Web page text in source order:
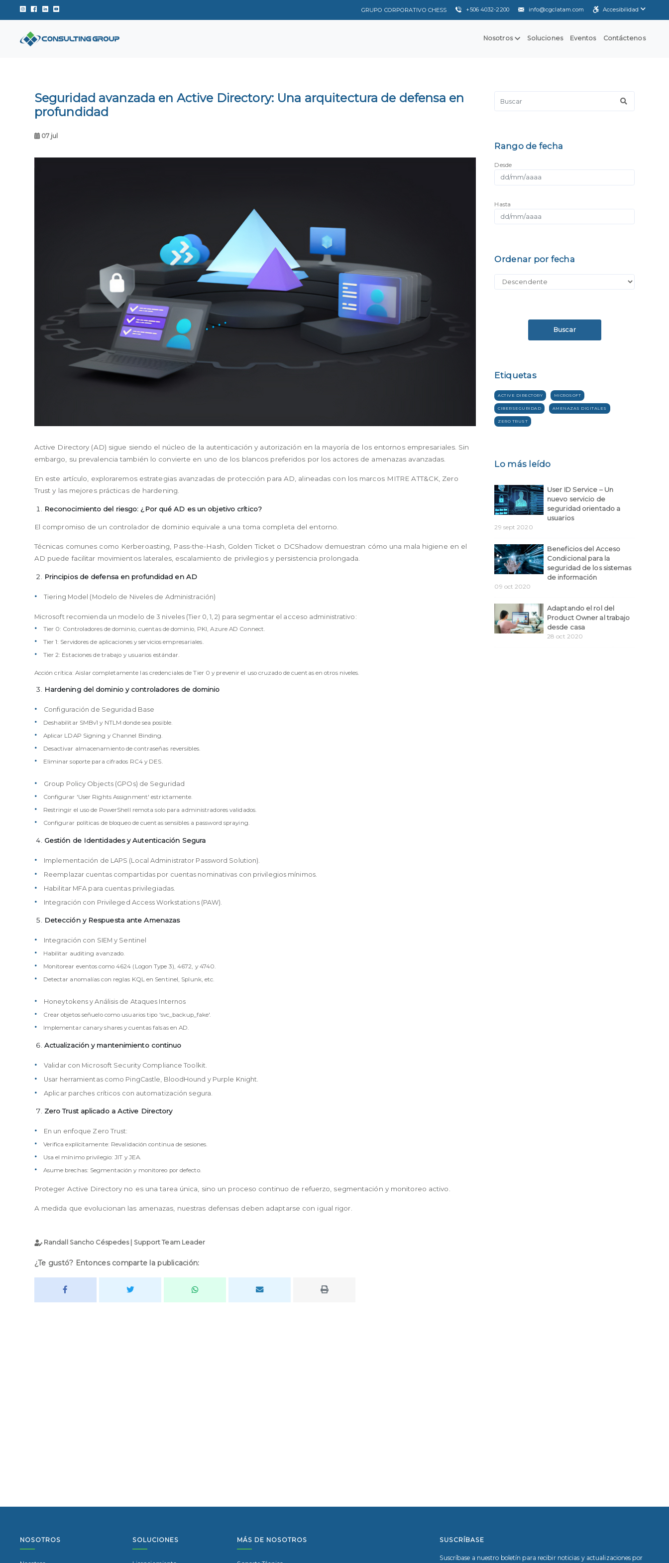
Instagram de Consulting Group
Facebook de Consulting Group
Linkedin de Consulting Group GRUPO CORPORATIVO CHESS +506 4032-2200 info@cgclatam.com Accesibilidad
Nosotros Soluciones Eventos Contáctenos
Seguridad avanzada en Active Directory: Una arquitectura de defensa en
profundidad
07 jul
Active Directory (AD) sigue siendo el núcleo de la autenticación y autorización en la mayoría de los entornos empresariales. Sin
embargo, su prevalencia también lo convierte en uno de los blancos preferidos por los actores de amenazas avanzadas.
En este artículo, exploraremos estrategias avanzadas de protección para AD, alineadas con los marcos MITRE ATT&CK, Zero
Trust y las mejores prácticas de hardening.
Reconocimiento del riesgo: ¿Por qué AD es un objetivo crítico?
El compromiso de un controlador de dominio equivale a una toma completa del entorno.
Técnicas comunes como Kerberoasting, Pass-the-Hash, Golden Ticket o DCShadow demuestran cómo una mala higiene en el
AD puede facilitar movimientos laterales, escalamiento de privilegios y persistencia prolongada.
Principios de defensa en profundidad en AD
Tiering Model (Modelo de Niveles de Administración)
Microsoft recomienda un modelo de 3 niveles (Tier 0, 1, 2) para segmentar el acceso administrativo:
Tier 0: Controladores de dominio, cuentas de dominio, PKI, Azure AD Connect.
Tier 1: Servidores de aplicaciones y servicios empresariales.
Tier 2: Estaciones de trabajo y usuarios estándar.
Acción crítica: Aislar completamente las credenciales de Tier 0 y prevenir el uso cruzado de cuentas en otros niveles.
Hardening del dominio y controladores de dominio
Configuración de Seguridad Base
Deshabilitar SMBv1 y NTLM donde sea posible.
Aplicar LDAP Signing y Channel Binding.
Desactivar almacenamiento de contraseñas reversibles.
Eliminar soporte para cifrados RC4 y DES.
Group Policy Objects (GPOs) de Seguridad
Configurar 'User Rights Assignment' estrictamente.
Restringir el uso de PowerShell remota solo para administradores validados.
Configurar políticas de bloqueo de cuentas sensibles a password spraying.
Gestión de Identidades y Autenticación Segura
Implementación de LAPS (Local Administrator Password Solution).
Reemplazar cuentas compartidas por cuentas nominativas con privilegios mínimos.
Habilitar MFA para cuentas privilegiadas.
Integración con Privileged Access Workstations (PAW).
Detección y Respuesta ante Amenazas
Integración con SIEM y Sentinel
Habilitar auditing avanzado.
Monitorear eventos como 4624 (Logon Type 3), 4672, y 4740.
Detectar anomalías con reglas KQL en Sentinel, Splunk, etc.
Honeytokens y Análisis de Ataques Internos
Crear objetos señuelo como usuarios tipo 'svc_backup_fake'.
Implementar canary shares y cuentas falsas en AD.
Actualización y mantenimiento continuo
Validar con Microsoft Security Compliance Toolkit.
Usar herramientas como PingCastle, BloodHound y Purple Knight.
Aplicar parches críticos con automatización segura.
Zero Trust aplicado a Active Directory
En un enfoque Zero Trust:
Verifica explícitamente: Revalidación continua de sesiones.
Usa el mínimo privilegio: JIT y JEA.
Asume brechas: Segmentación y monitoreo por defecto.
Proteger Active Directory no es una tarea única, sino un proceso continuo de refuerzo, segmentación y monitoreo activo.
A medida que evolucionan las amenazas, nuestras defensas deben adaptarse con igual rigor.
Randall Sancho Céspedes | Support Team Leader
¿Te gustó? Entonces comparte la publicación:
Rango de fecha
Desde
Hasta
Ordenar por fecha
Buscar
Etiquetas
ACTIVE DIRECTORY MICROSOFT
CIBERSEGURIDAD AMENAZAS DIGITALES
ZERO TRUST
Lo más leído
User ID Service – Un
nuevo servicio de
seguridad orientado a
usuarios
29 sept 2020
Beneficios del Acceso
Condicional para la
seguridad de los sistemas
de información
09 oct 2020
Adaptando el rol del
Product Owner al trabajo
desde casa
28 oct 2020
NOSOTROS SOLUCIONES MÁS DE NOSOTROS SUSCRÍBASE
Suscríbase a nuestro boletín para recibir noticias y actualizaciones por